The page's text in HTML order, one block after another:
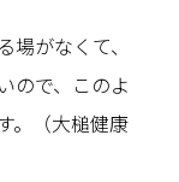
がなくて、
ので、このよ
。（大槌健康